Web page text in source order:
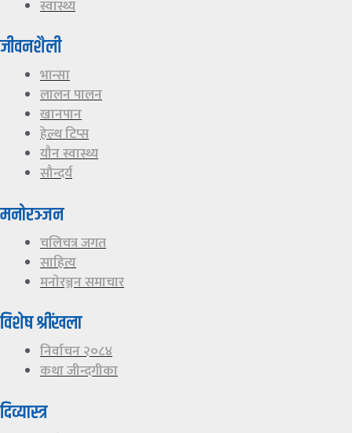
स्वास्थ्य
जीवनशैली
भान्सा
लालन पालन
खानपान
हेल्थ टिप्स
यौन स्वास्थ्य
सौन्दर्य
मनाेरञ्जन
चलिचत्र जगत
साहित्य
मनाेरञ्जन समाचार
विशेष श्रींखला
निर्वाचन २०८४
कथा जीन्दगीका
दिव्यास्त्र